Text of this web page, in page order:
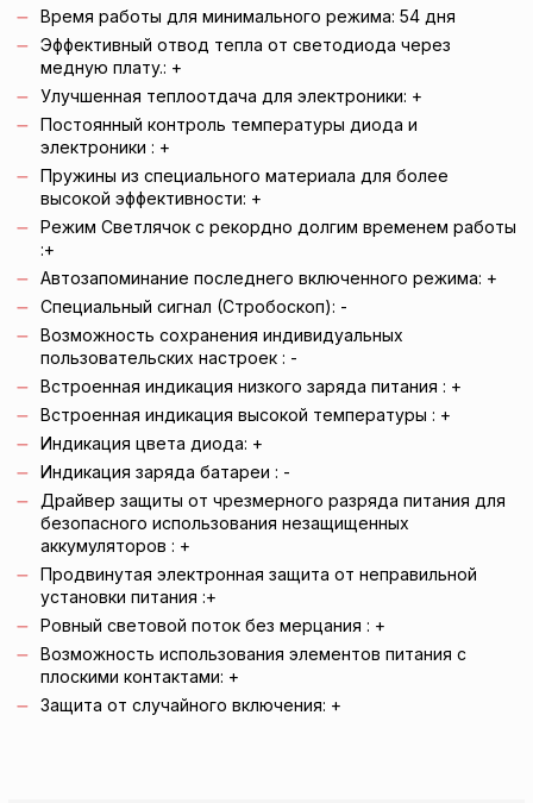
Время работы для минимального режима: 54 дня
Эффективный отвод тепла от светодиода через
медную плату.: +
Улучшенная теплоотдача для электроники: +
Постоянный контроль температуры диода и
электроники : +
Пружины из специального материала для более
высокой эффективности: +
Режим Светлячок с рекордно долгим временем работы
:+
Автозапоминание последнего включенного режима: +
Специальный сигнал (Стробоскоп): -
Возможность сохранения индивидуальных
пользовательских настроек : -
Встроенная индикация низкого заряда питания : +
Встроенная индикация высокой температуры : +
Индикация цвета диода: +
Индикация заряда батареи : -
Драйвер защиты от чрезмерного разряда питания для
безопасного использования незащищенных
аккумуляторов : +
Продвинутая электронная защита от неправильной
установки питания :+
Ровный световой поток без мерцания : +
Возможность использования элементов питания с
плоскими контактами: +
Защита от случайного включения: +